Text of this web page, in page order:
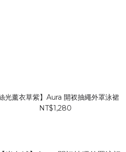
絲光薰衣草紫】Aura 開衩抽繩外罩泳裙
NT$1,280